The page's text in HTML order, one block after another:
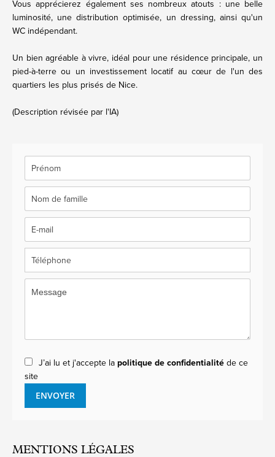
Vous apprécierez également ses nombreux atouts : une belle
luminosité, une distribution optimisée, un dressing, ainsi qu'un
WC indépendant.
Un bien agréable à vivre, idéal pour une résidence principale, un
pied-à-terre ou un investissement locatif au cœur de l'un des
quartiers les plus prisés de Nice.
(Description révisée par l'IA)
J’ai lu et j'accepte la politique de confidentialité de ce
site
ENVOYER
MENTIONS LÉGALES